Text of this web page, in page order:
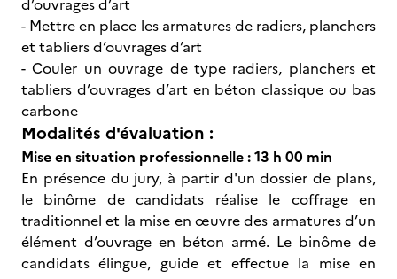
d’ouvrages d’art
- Mettre en place les armatures de radiers, planchers
et tabliers d’ouvrages d’art
- Couler un ouvrage de type radiers, planchers et
tabliers d’ouvrages d’art en béton classique ou bas
carbone
Modalités d'évaluation :
Mise en situation professionnelle : 13 h 00 min
En présence du jury, à partir d'un dossier de plans,
le binôme de candidats réalise le coffrage en
traditionnel et la mise en œuvre des armatures d’un
élément d’ouvrage en béton armé. Le binôme de
candidats élingue, guide et effectue la mise en